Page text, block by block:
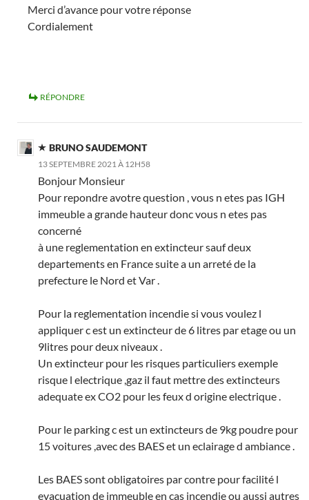
Merci d’avance pour votre réponse
Cordialement
RÉPONDRE
BRUNO SAUDEMONT
13 SEPTEMBRE 2021 À 12H58
Bonjour Monsieur
Pour repondre avotre question , vous n etes pas IGH
immeuble a grande hauteur donc vous n etes pas
concerné
à une reglementation en extincteur sauf deux
departements en France suite a un arreté de la
prefecture le Nord et Var .
Pour la reglementation incendie si vous voulez l
appliquer c est un extincteur de 6 litres par etage ou un
9litres pour deux niveaux .
Un extincteur pour les risques particuliers exemple
risque l electrique ,gaz il faut mettre des extincteurs
adequate ex CO2 pour les feux d origine electrique .
Pour le parking c est un extincteurs de 9kg poudre pour
15 voitures ,avec des BAES et un eclairage d ambiance .
Les BAES sont obligatoires par contre pour facilité l
evacuation de immeuble en cas incendie ou aussi autres